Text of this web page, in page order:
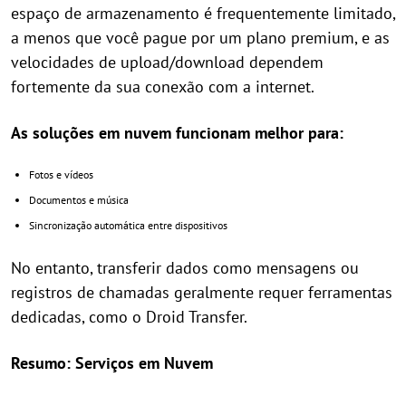
espaço de armazenamento é frequentemente limitado,
a menos que você pague por um plano premium, e as
velocidades de upload/download dependem
fortemente da sua conexão com a internet.
As soluções em nuvem funcionam melhor para:
Fotos e vídeos
Documentos e música
Sincronização automática entre dispositivos
No entanto, transferir dados como mensagens ou
registros de chamadas geralmente requer ferramentas
dedicadas, como o Droid Transfer.
Resumo: Serviços em Nuvem